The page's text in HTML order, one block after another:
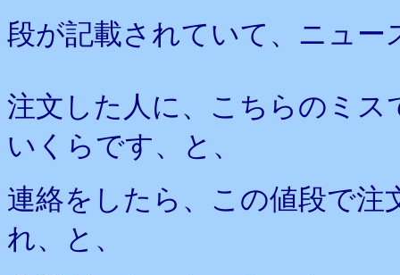
段が記載されていて、ニュー
注文した人に、こちらのミ
いくらです、と、
連絡をしたら、この値段で
れ、と、